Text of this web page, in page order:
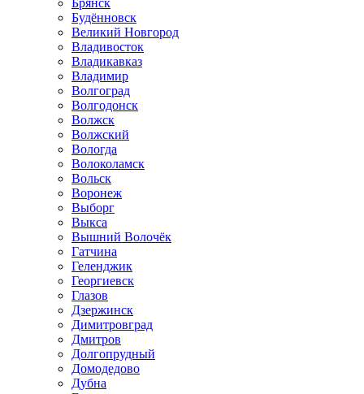
Брянск
Будённовск
Великий Новгород
Владивосток
Владикавказ
Владимир
Волгоград
Волгодонск
Волжск
Волжский
Вологда
Волоколамск
Вольск
Воронеж
Выборг
Выкса
Вышний Волочёк
Гатчина
Геленджик
Георгиевск
Глазов
Дзержинск
Димитровград
Дмитров
Долгопрудный
Домодедово
Дубна